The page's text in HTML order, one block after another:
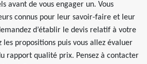
avant de vous engager un. Vous
connus pour leur savoir-faire et leur
d’établir le devis relatif à votre
les propositions puis vous allez évaluer
rapport qualité prix. Pensez à contacter